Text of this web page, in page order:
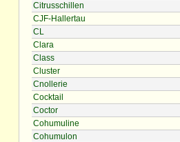
Citrusschillen
CJF-Hallertau
CL
Clara
Class
Cluster
Cnollerie
Cocktail
Coctor
Cohumuline
Cohumulon